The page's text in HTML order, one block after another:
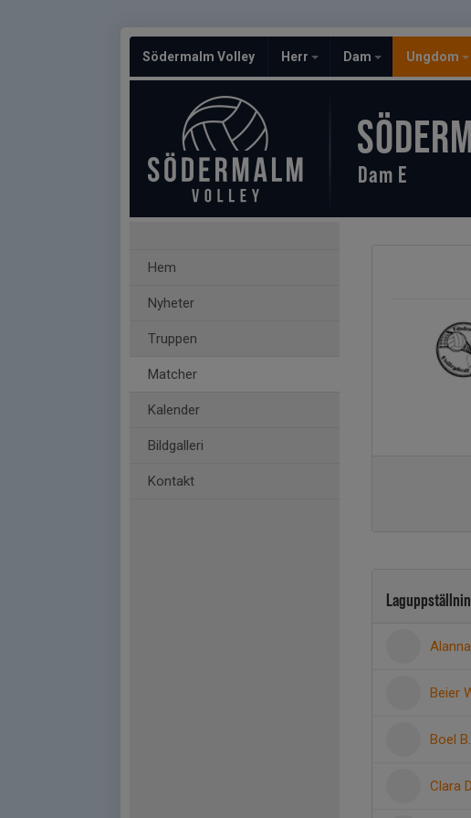
Södermalm Volley Herr Dam Ungdom
Dam E
Hem
Nyheter
Truppen
Matcher
Kalender
Bildgalleri
Kontakt
Beier
Boel B.
Clara